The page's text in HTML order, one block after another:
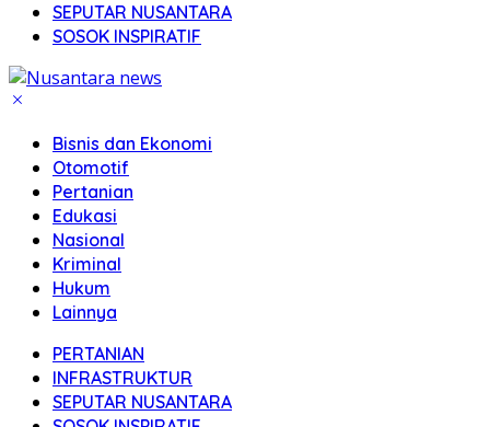
SEPUTAR NUSANTARA
SOSOK INSPIRATIF
Bisnis dan Ekonomi
Otomotif
Pertanian
Edukasi
Nasional
Kriminal
Hukum
Lainnya
PERTANIAN
INFRASTRUKTUR
SEPUTAR NUSANTARA